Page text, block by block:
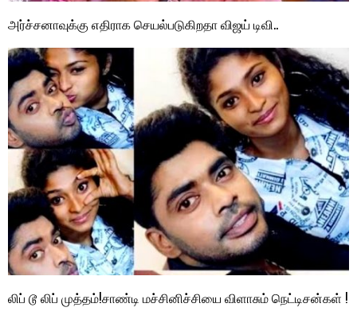
அர்ச்சனாவுக்கு எதிராக செயல்படுகிறதா விஜய் டிவி..
லிப் டூ லிப் முத்தம்!சாண்டி மச்சினிச்சியை விளாசும் நெட்டிசன்கள் !